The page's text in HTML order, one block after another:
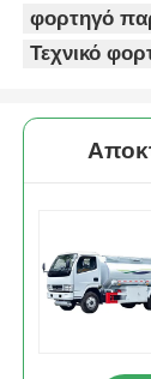
φορτηγό
Τεχνικό